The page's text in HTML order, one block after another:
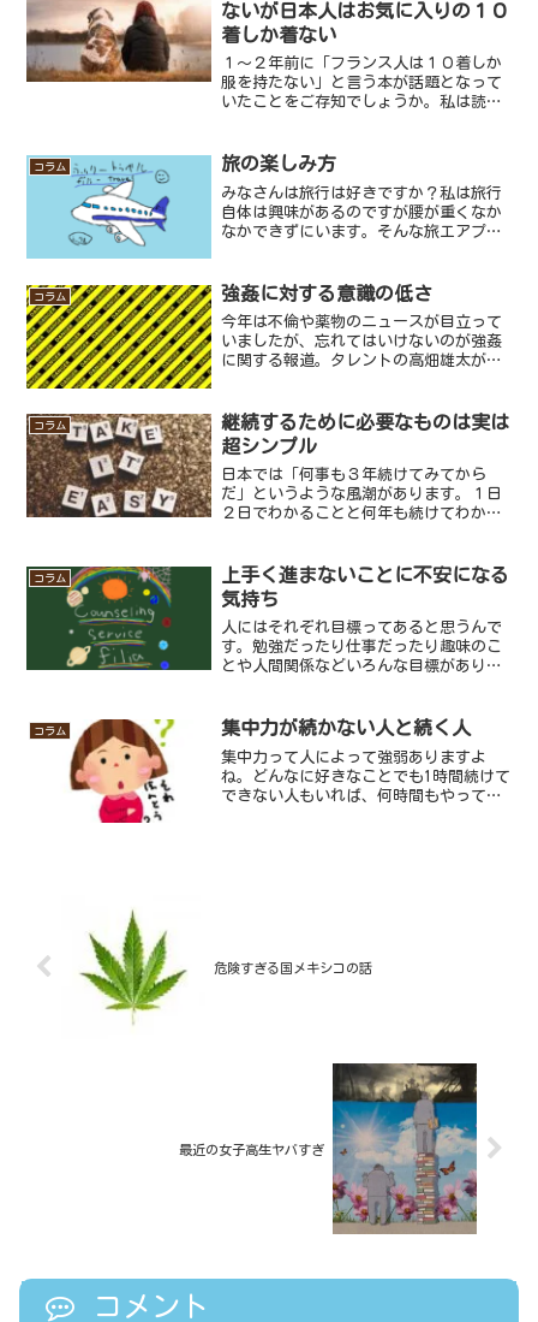
ないが日本人はお気に入りの１０
着しか着ない
１～２年前に「フランス人は１０着しか
服を持たない」と言う本が話題となって
いたことをご存知でしょうか。私は読ん
が書いてあるのかなと思うのですが、ぶ
コラム 旅の楽しみ方
みなさんは旅行は好きですか？私は旅行
自体は興味があるのですが腰が重くなか
なかできずにいます。そんな旅エアプな
種類の楽しみ方があります。１つは家族
や友人などとある程度まと...
コラム 強姦に対する意識の低さ
今年は不倫や薬物のニュースが目立って
いましたが、忘れてはいけないのが強姦
に関する報道。タレントの高畑雄太が強
ますよね。私は強姦に対する意識の低さ
もこういった事件の原因の...
コラム
継続するために必要なものは実は
超シンプル
日本では「何事も３年続けてみてから
だ」というような風潮があります。１日
２日でわかることと何年も続けてわかる
費やすことなので経験値として差が出て
くることになるんじゃないか...
コラム
上手く進まないことに不安になる
気持ち
人にはそれぞれ目標ってあると思うんで
す。勉強だったり仕事だったり趣味のこ
とや人間関係などいろんな目標がありま
とができていないこと。なかなか進展が
コラム 集中力が続かない人と続く人
集中力って人によって強弱ありますよ
ね。どんなに好きなことでも1時間続けて
できない人もいれば、何時間もやってら
危険すぎる国メキシコの話
最近の女子高生ヤバすぎ
コメント